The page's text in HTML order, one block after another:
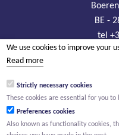
BE -
tel
RLP Antwerp,
We use cookies to improve your
Read more
Strictly necessary cookies
These cookies are essential for you
Preferences cookies
Also known as functionality cookies,